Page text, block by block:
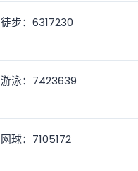
徒步：6317230
游泳：7423639
网球：7105172